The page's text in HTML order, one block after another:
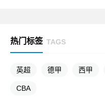
热门标签 TAGS
英超 德甲 西甲
CBA